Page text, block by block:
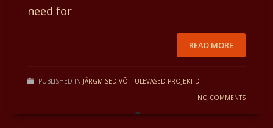
need for
READ MORE
PUBLISHED IN JÄRGMISED VÕI TULEVASED PROJEKTID
NO COMMENTS